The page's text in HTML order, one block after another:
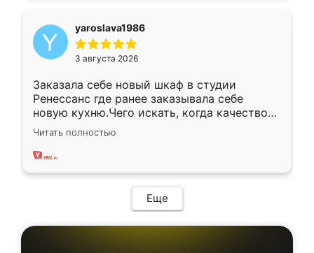
yaroslava1986
3 августа 2026
Заказала себе новый шкаф в студии
Ренессанс где ранее заказывала себе
новую кухню.Чего искать, когда качеством
вполне довольна. Служит кухня уже почти
два года, нареканий нет.
Читать полностью
Еще